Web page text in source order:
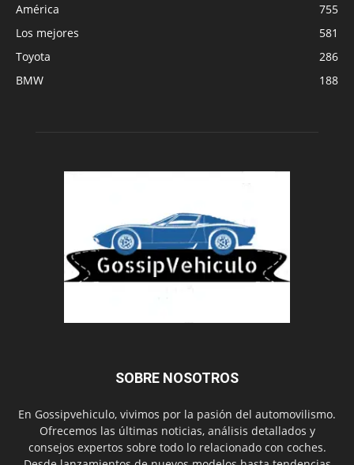
América
755
Los mejores
581
Toyota
286
BMW
188
SOBRE NOSOTROS
En Gossipvehiculo, vivimos por la pasión del automovilismo.
Ofrecemos las últimas noticias, análisis detallados y
consejos expertos sobre todo lo relacionado con coches.